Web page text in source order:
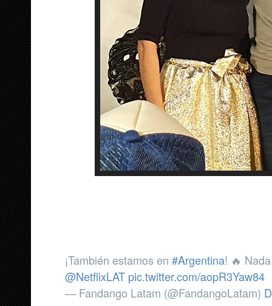
¡También estamos en #Argentina! 🔥
@NetflixLAT pic.twitter.com/aopR3Yaw84
— Fandango Latam (@FandangoLatam)